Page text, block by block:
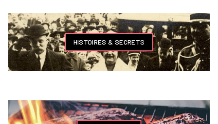
HISTOIRES & SECRETS